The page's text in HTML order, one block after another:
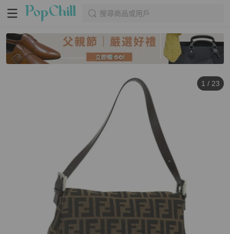
搜尋商品或用戶
1 / 23